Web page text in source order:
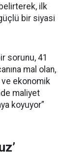
ilk
bir siyasi
sorunu, 41
mal olan,
ve ekonomik
maliyet
koyuyor”